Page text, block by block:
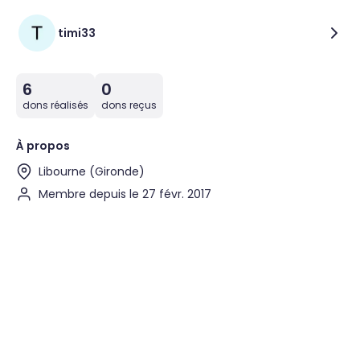
timi33
6
dons réalisés
0
dons reçus
À propos
Libourne (Gironde)
Membre depuis le 27 févr. 2017